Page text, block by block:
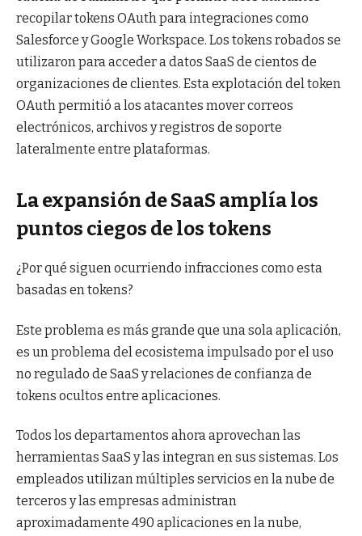
recopilar tokens OAuth para integraciones como
Salesforce y Google Workspace. Los tokens robados se
utilizaron para acceder a datos SaaS de cientos de
organizaciones de clientes. Esta explotación del token
OAuth permitió a los atacantes mover correos
electrónicos, archivos y registros de soporte
lateralmente entre plataformas.
La expansión de SaaS amplía los
puntos ciegos de los tokens
¿Por qué siguen ocurriendo infracciones como esta
basadas en tokens?
Este problema es más grande que una sola aplicación,
es un problema del ecosistema impulsado por el uso
no regulado de SaaS y relaciones de confianza de
tokens ocultos entre aplicaciones.
Todos los departamentos ahora aprovechan las
herramientas SaaS y las integran en sus sistemas. Los
empleados utilizan múltiples servicios en la nube de
terceros y las empresas administran
aproximadamente 490 aplicaciones en la nube,